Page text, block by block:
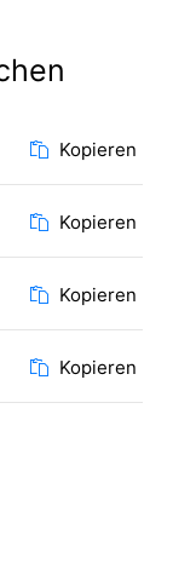
Kopieren
Kopieren
Kopieren
Kopieren